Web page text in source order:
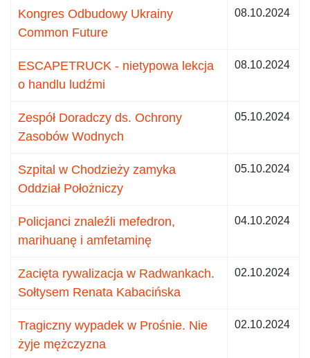
Kongres Odbudowy Ukrainy
Common Future
08.10.2024
ESCAPETRUCK - nietypowa lekcja
o handlu ludźmi
08.10.2024
Zespół Doradczy ds. Ochrony
Zasobów Wodnych
05.10.2024
Szpital w Chodzieży zamyka
Oddział Położniczy
05.10.2024
Policjanci znaleźli mefedron,
marihuanę i amfetaminę
04.10.2024
Zacięta rywalizacja w Radwankach.
Sołtysem Renata Kabacińska
02.10.2024
Tragiczny wypadek w Prośnie. Nie
żyje mężczyzna
02.10.2024